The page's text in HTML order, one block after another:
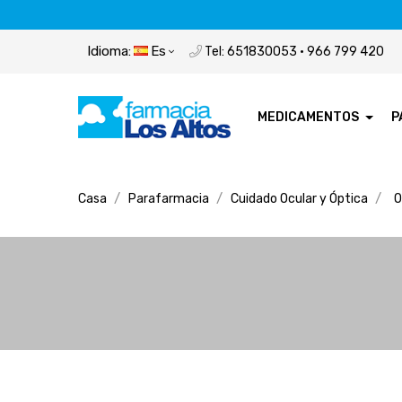
Idioma: Es Tel: 651830053 · 966 799 420
MEDICAMENTOS
Casa Parafarmacia Cuidado Ocular y Óptica